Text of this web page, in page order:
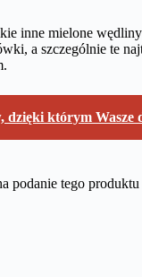
inne mielone
a szczególnie te
dzięki którym Wasze
podanie tego